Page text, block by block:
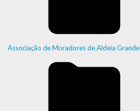
Associação de Moradores de Aldeia Grande